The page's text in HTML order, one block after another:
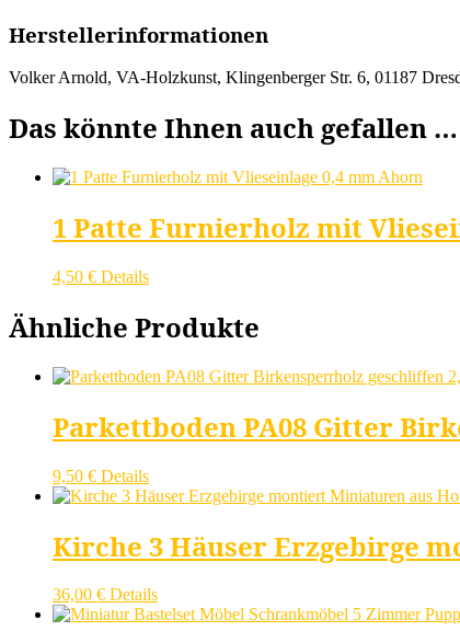
Herstellerinformationen
Volker Arnold, VA-Holzkunst, Klingenberger Str. 6, 01187
Das könnte Ihnen auch gefallen …
1 Patte Furnierholz mit
4,50 € Details
Ähnliche Produkte
Parkettboden PA08 Gitter
9,50 € Details
Kirche 3 Häuser Erzgebirge
36,00 € Details